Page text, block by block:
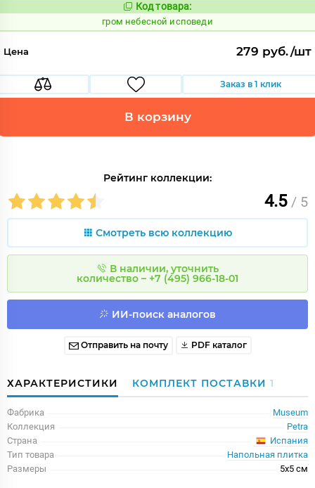
Код:
351660
Код товара:
гром небесной исповеди
Цена 279 руб./шт
Заказ в 1 клик
В корзину
Рейтинг коллекции:
4.5 / 5
Смотреть всю коллекцию
В наличии, уточнить
количество – +7 (495) 966-18-01
ИИ-поиск аналогов
Отправить на почту PDF каталог
ХАРАКТЕРИСТИКИ КОМПЛЕКТ ПОСТАВКИ 1
Фабрика
Museum
Коллекция
Petra
Страна
Испания
Тип товара
Напольная плитка
Размеры
5x5 см